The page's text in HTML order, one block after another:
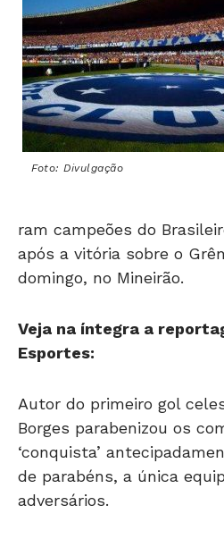
Foto: Divulgação
ram campeões do
após a vitória sobre o
domingo, no Mineirão.
Esportes:
Borges parabenizou os
‘conquista’
de parabéns, a única
adversários.